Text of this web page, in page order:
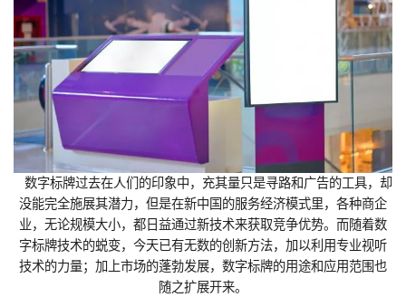
数字标牌过去在人们的印象中，充其量只是寻路和广告的工具，却
没能完全施展其潜力，但是在新中国的服务经济模式里，各种商企
业，无论规模大小，都日益通过新技术来获取竞争优势。而随着数
字标牌技术的蜕变，今天已有无数的创新方法，加以利用专业视听
技术的力量；加上市场的蓬勃发展，数字标牌的用途和应用范围也
随之扩展开来。